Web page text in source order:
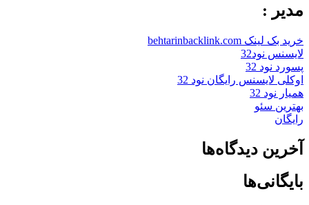
مدیر :
خرید بک لینک behtarinbacklink.com
لایسنس نود32
پسورد نود 32
اوکلی لایسنس رایگان نود 32
همیار نود 32
بهترین سئو
رایگان
آخرین دیدگاه‌ها
بایگانی‌ها